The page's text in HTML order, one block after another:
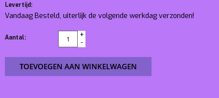
Levertijd:
Vandaag Besteld, uiterlijk de volgende werkdag verzonden!
Aantal:
+
-
TOEVOEGEN AAN WINKELWAGEN